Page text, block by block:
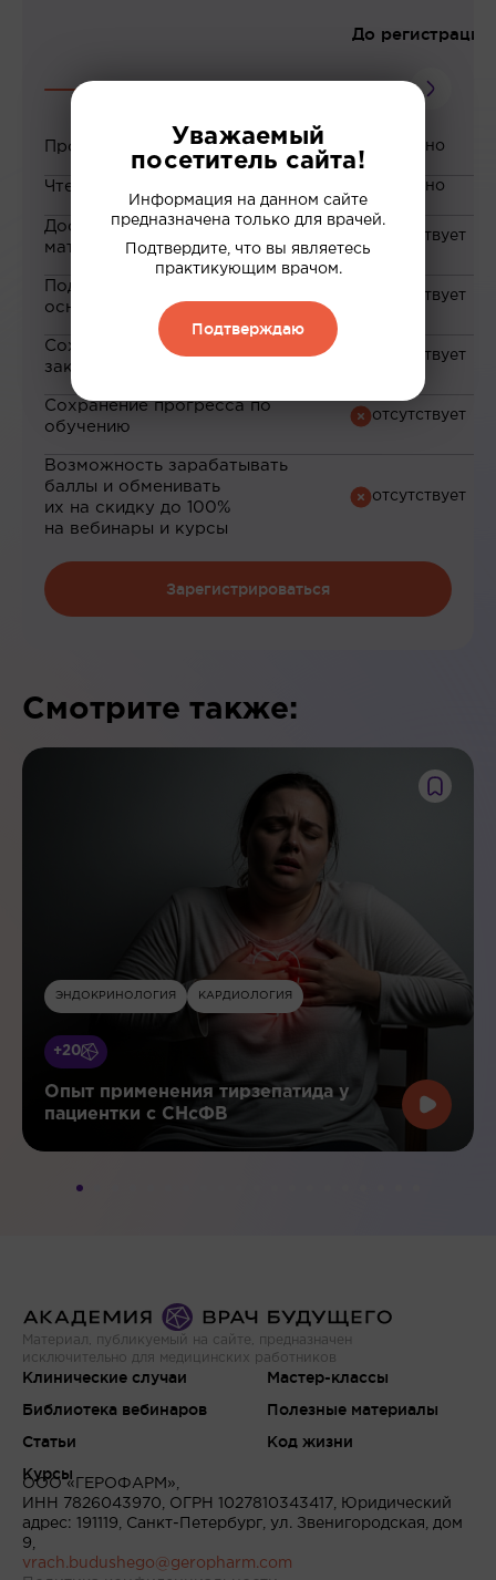
До регистрации
Просмотр вебинаров
Чтение статей
Доступ к закрытым
материалам
Подборка материалов на
основе ваших интересов
Сохранение материалов в
закладки
Сохранение прогресса по
обучению
Возможность зарабатывать
баллы и обменивать
их на скидку до 100%
на вебинары и курсы
Зарегистрироваться
Смотрите также:
ЭНДОКРИНОЛОГИЯ КАРДИОЛОГИЯ
+20
Опыт применения тирзепатида у
пациентки с СНсФВ
Материал, публикуемый на сайте, предназначен
исключительно для медицинских работников
Клинические случаи
Библиотека вебинаров
Статьи
Курсы
Мастер-классы
Полезные материалы
Код жизни
ООО «ГЕРОФАРМ»,
ИНН 7826043970, ОГРН 1027810343417, Юридический
адрес: 191119, Санкт-Петербург, ул. Звенигородская, дом
9,
vrach.budushego@geropharm.com
Уважаемый
посетитель сайта!
Информация на данном сайте
предназначена только для врачей.
Подтвердите, что вы являетесь
практикующим врачом.
Подтверждаю